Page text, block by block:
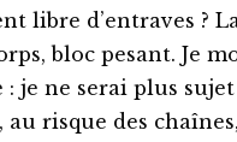
libre d’entraves ?
bloc pesant. Je
: je ne serai plus
au risque des